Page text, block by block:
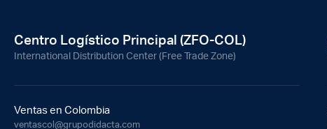
Centro Logístico Principal (ZFO-COL)
International Distribution Center (Free Trade Zone)
Ventas en Colombia
ventascol@grupodidacta.com